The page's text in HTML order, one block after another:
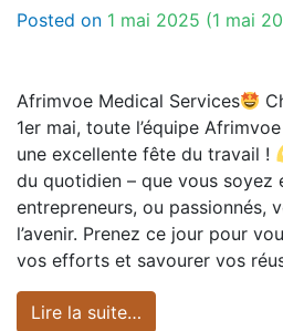
Posted on 1 mai 2025 (1 mai
Afrimvoe Medical Services
1er mai, toute l’équipe Afrimvoe
une excellente fête du travail !
du quotidien – que vous soyez
entrepreneurs, ou passionnés,
l’avenir. Prenez ce jour pour
vos efforts et savourer vos
Lire la suite…